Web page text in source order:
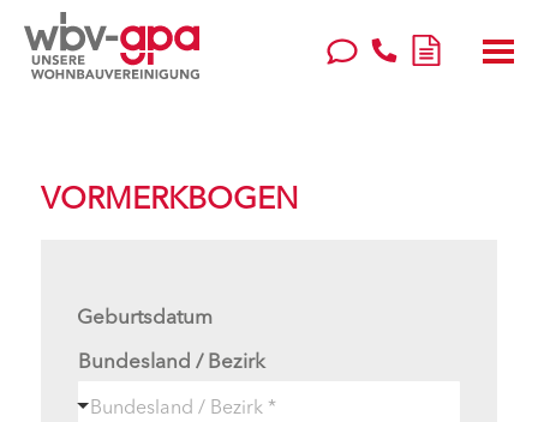
VORMERKBOGEN
Geburtsdatum
Bundesland / Bezirk